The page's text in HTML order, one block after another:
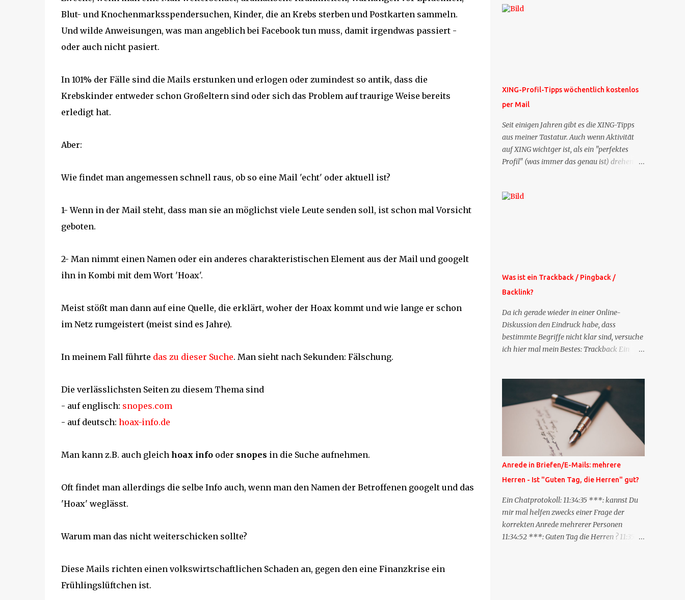
Blut- und Knochenmarksspendersuchen, Kinder, die an Krebs sterben und Postkarten sammeln.
Und wilde Anweisungen, was man angeblich bei Facebook tun muss, damit irgendwas passiert -
oder auch nicht pasiert.
In 101% der Fälle sind die Mails erstunken und erlogen oder zumindest so antik, dass die
Krebskinder entweder schon Großeltern sind oder sich das Problem auf traurige Weise bereits
erledigt hat.
Aber:
Wie findet man angemessen schnell raus, ob so eine Mail 'echt' oder aktuell ist?
1- Wenn in der Mail steht, dass man sie an möglichst viele Leute senden soll, ist schon mal Vorsicht
geboten.
2- Man nimmt einen Namen oder ein anderes charakteristischen Element aus der Mail und googelt
ihn in Kombi mit dem Wort 'Hoax'.
Meist stößt man dann auf eine Quelle, die erklärt, woher der Hoax kommt und wie lange er schon
im Netz rumgeistert (meist sind es Jahre).
In meinem Fall führte das zu dieser Suche. Man sieht nach Sekunden: Fälschung.
Die verlässlichsten Seiten zu diesem Thema sind
- auf englisch: snopes.com
- auf deutsch: hoax-info.de
Man kann z.B. auch gleich hoax infooder snopes in die Suche aufnehmen.
Oft findet man allerdings die selbe Info auch, wenn man den Namen der Betroffenen googelt und das
'Hoax' weglässt.
Warum man das nicht weiterschicken sollte?
Diese Mails richten einen volkswirtschaftlichen Schaden an, gegen den eine Finanzkrise ein
Frühlingslüftchen ist.
XING-Profil-Tipps wöchentlich kostenlos
per Mail
Seit einigen Jahren gibt es die XING-Tipps
aus meiner Tastatur. Auch wenn Aktivität
auf XING wichtger ist, als ein "perfektes
Profil" (was immer das genau ist) drehen
es jetzt die Profil-Fragen zu XING als eigene
Weitere Mailangebote dieser Art sehen Sie
auf meiner XING-Seite oder hier oben rechts
im Blog. Die Profilfragen werde ich
mittelfristig aus der normalen XING-Tipp-
Mail entfernen, da ich sie so nur an einer
Stelle pflegen muss.
Was ist ein Trackback / Pingback /
Backlink?
Da ich gerade wieder in einer Online-
Diskussion den Eindruck habe, dass
bestimmte Begriffe nicht klar sind, versuche
ich hier mal mein Bestes: Trackback Ein
besagt: "Lieber Blogeintrag, ich habe einen
Kommentar zu dir geschrieben, aber nicht
bei dir in den Kommentaren sondern in
meinem Blog. Bitte vermerke das doch,
damit deine Leser auch mal vorbeischauen,
was ich zu deinem Inhalt zu sagen hatte."
Diese Nachrichtenfunktion wird
'angestoßen' in dem 'mein' Blog an die
'TrackbackURL' des Anderen einen 'Ping'
schickt, d.h. ein paar Parameter übergibt
(URL meines Eintrags, Kurzzitat meines
Beitrags). Praktisch muss man nichts
Anderes tun, als die TrackbackURL beim
Anrede in Briefen/E-Mails: mehrere
Herren - Ist "Guten Tag, die Herren" gut?
Ein Chatprotokoll: 11:34:35 ***: kannst Du
mir mal helfen zwecks einer Frage der
korrekten Anrede mehrerer Personen
11:34:52 ***: Guten Tag die Herren ? 11:35:07